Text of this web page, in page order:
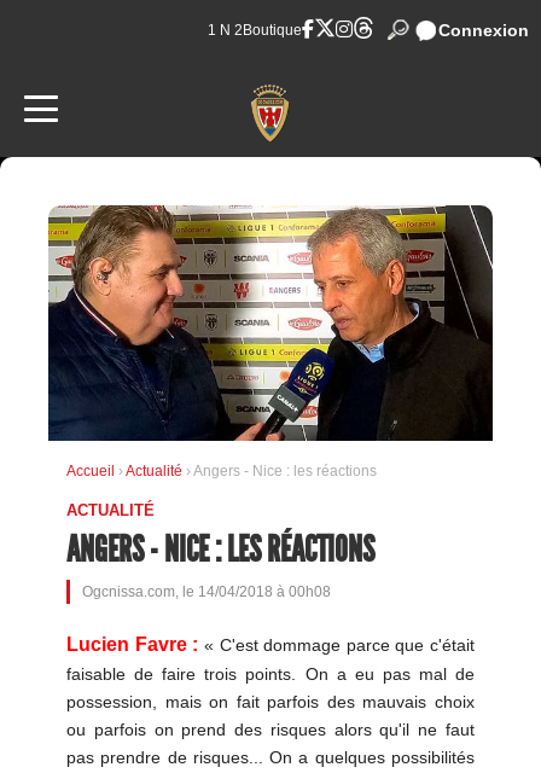
1 N 2 Boutique Connexion
Accueil ›Actualité › Angers - Nice : les réactions
ACTUALITÉ
ANGERS - NICE : LES RÉACTIONS
Ogcnissa.com, le 14/04/2018 à 00h08
Lucien Favre : « C'est dommage parce que c'était
faisable de faire trois points. On a eu pas mal de
possession, mais on fait parfois des mauvais choix
ou parfois on prend des risques alors qu'il ne faut
pas prendre de risques... On a quelques possibilités